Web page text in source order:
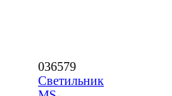
036579
Светильник